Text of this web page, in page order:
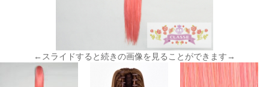
←スライドすると続きの画像を見ることができます→